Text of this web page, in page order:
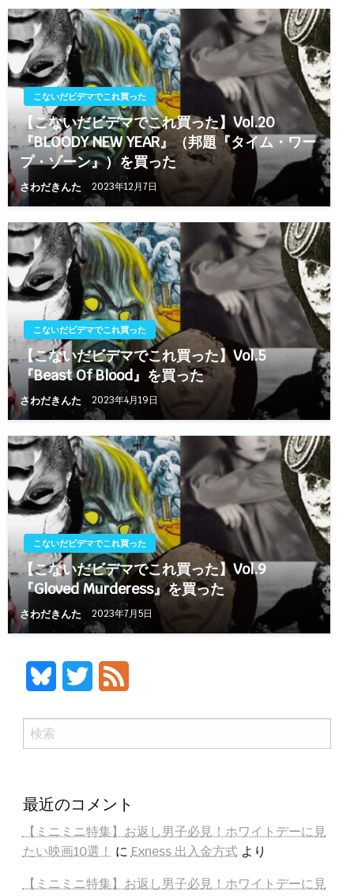
こないだビデマでこれ買った
【こないだビデマでこれ買った】Vol.20
『BLOODY NEW YEAR』（邦題『タイム・ワー
プ・ゾーン』）を買った
さわだきんた 2023年12月7日
こないだビデマでこれ買った
【こないだビデマでこれ買った】Vol.5
『Beast Of Blood』を買った
さわだきんた 2023年4月19日
こないだビデマでこれ買った
【こないだビデマでこれ買った】Vol.9
『Gloved Murderess』を買った
さわだきんた 2023年7月5日
Bluesky Twitter
検
索
最近のコメント
【ミニミニ特集】お返し男子必見！ホワイトデーに見
たい映画10選！ に Exness 出入金方式より
【ミニミニ特集】お返し男子必見！ホワイトデーに見